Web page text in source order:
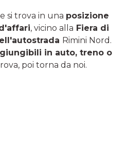
si trova in una posizione
, vicino alla Fiera di
Rimini Nord.
in auto, treno o
poi torna da noi.